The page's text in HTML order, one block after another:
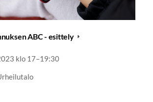
ABC - esittely
klo 17–19:30